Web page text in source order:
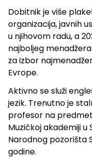
Dobitnik je više
organizacija, javnih
u njihovom radu, a
najboljeg
za izbor
Evrope.
Aktivno se služi
jezik. Trenutno je
profesor na
Muzičkoj akademiji
Narodnog pozorišta
godine.